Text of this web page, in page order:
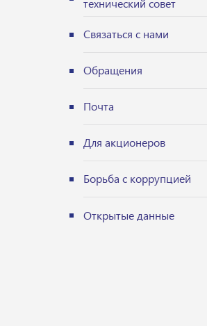
технический совет
Связаться с нами
Обращения
Почта
Для акционеров
Борьба с коррупцией
Открытые данные